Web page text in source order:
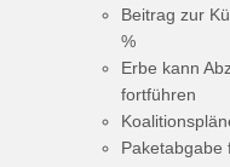
Beitrag zur
%
Erbe kann
fortführen
Paketabgabe